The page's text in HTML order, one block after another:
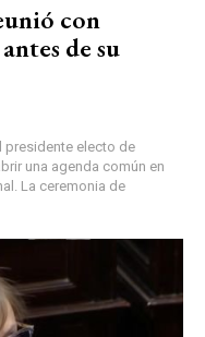
con
de su
presidente electo de
una agenda común en
La ceremonia de